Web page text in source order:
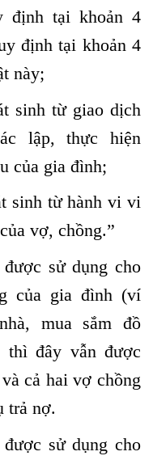
định tại khoản 4
định tại khoản 4
này;
sinh từ giao dịch
lập, thực hiện
của gia đình;
sinh từ hành vi vi
vợ, chồng.”
sử dụng cho
của gia đình (ví
mua sắm đồ
thì đây vẫn được
cả hai vợ chồng
trả nợ.
sử dụng cho